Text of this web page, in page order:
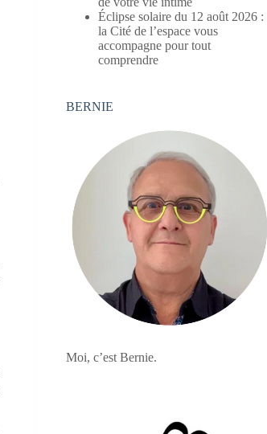
Éclipse solaire du 12 août 2026 :
la Cité de l’espace vous
accompagne pour tout
comprendre
BERNIE
Moi, c’est Bernie.